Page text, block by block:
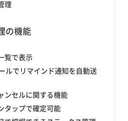
理
の機能
覧で表示
ルでリマインド通知を自動送
ンセルに関する機能
タップで確定可能